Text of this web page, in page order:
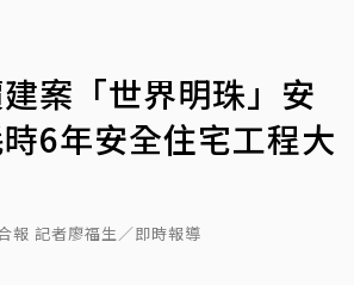
案「世界明珠」安
6年安全住宅工程大
報 記者廖福生／即時報導